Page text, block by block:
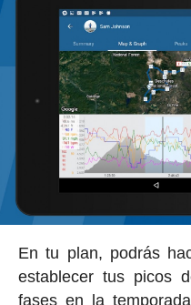
En tu plan, podrás
establecer tus picos
fases en la